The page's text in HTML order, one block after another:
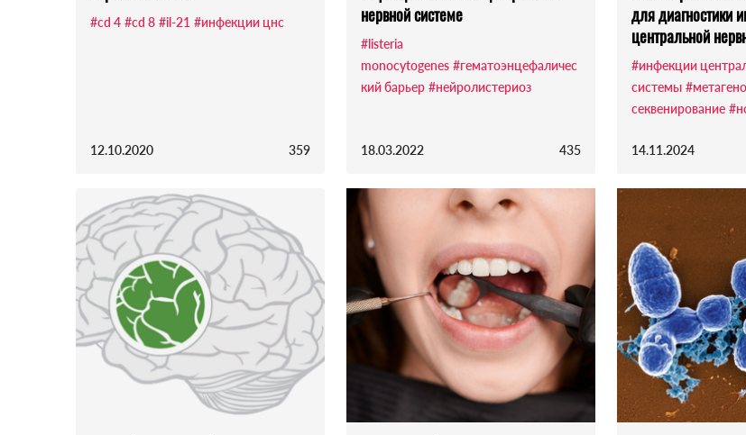
#cd 4 #cd 8 #il-21 #инфекции цнс
12.10.2020 359
нервной системе
#listeria
monocytogenes #гематоэнцефаличес
кий барьер #нейролистериоз
18.03.2022 435
для диагностики
центральной
#инфекции
системы
секвенирование
14.11.2024